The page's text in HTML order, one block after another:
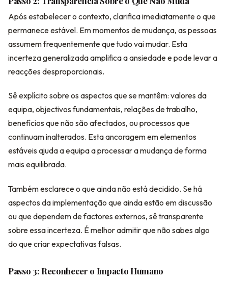
Após estabelecer o contexto, clarifica imediatamente o que
permanece estável. Em momentos de mudança, as pessoas
assumem frequentemente que tudo vai mudar. Esta
incerteza generalizada amplifica a ansiedade e pode levar a
reacções desproporcionais.
Sê explícito sobre os aspectos que se mantêm: valores da
equipa, objectivos fundamentais, relações de trabalho,
benefícios que não são afectados, ou processos que
continuam inalterados. Esta ancoragem em elementos
estáveis ajuda a equipa a processar a mudança de forma
mais equilibrada.
Também esclarece o que ainda não está decidido. Se há
aspectos da implementação que ainda estão em discussão
ou que dependem de factores externos, sê transparente
sobre essa incerteza. É melhor admitir que não sabes algo
do que criar expectativas falsas.
Passo 3: Reconhecer o Impacto Humano